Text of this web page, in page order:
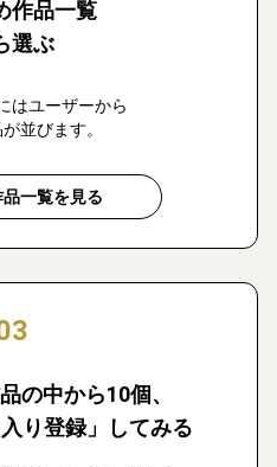
作品一覧
選ぶ
はユーザーから
並びます。
一覧を見る
の中から10個、
り登録」してみる